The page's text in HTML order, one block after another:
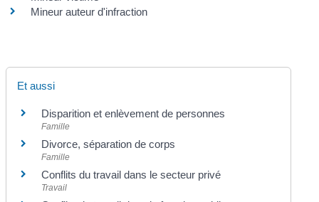
Mineur auteur d'infraction
Et aussi
Disparition et enlèvement de personnes
Famille
Divorce, séparation de corps
Famille
Conflits du travail dans le secteur privé
Travail